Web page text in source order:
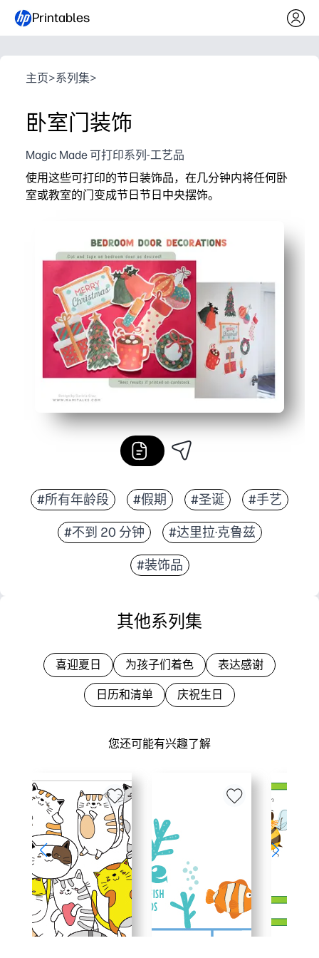
Printables
主页>系列集>
卧室门装饰
Magic Made 可打印系列-工艺品
使用这些可打印的节日装饰品，在几分钟内将任何卧
室或教室的门变成节日节日中央摆饰。
孩子们认可的参与——动手剪裁和排列可以培养精细的
适合您的空间——门、墙、储物柜和教室陈列柜的混搭元
长达一季的灵活性-重印额外内容，更换单品，随时焕
#所有年龄段 #假期 #圣诞 #手艺
#不到 20 分钟 #达里拉·克鲁兹
#装饰品
您还可能有兴趣了解
其他系列集
喜迎夏日 为孩子们着色 表达感谢
日历和清单 庆祝生日